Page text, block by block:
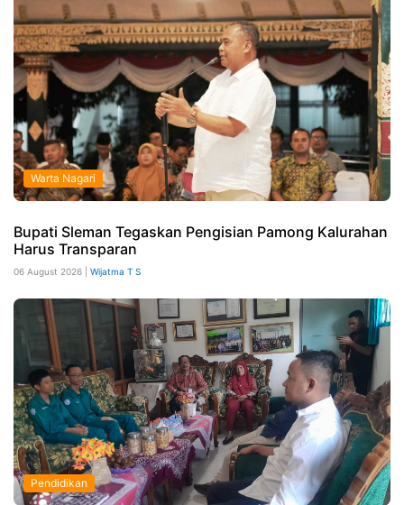
Warta Nagari
Bupati Sleman Tegaskan Pengisian Pamong Kalurahan
Harus Transparan
06 August 2026 | Wijatma T S
Pendidikan